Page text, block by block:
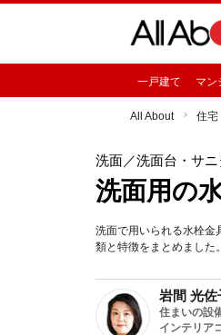
一戸建て マン
All About 住宅
洗面／洗面台・サ
洗面用の
洗面で用いられる水栓金
類と特徴をまとめました。
岩間 光佐
住まいの設
インテリア